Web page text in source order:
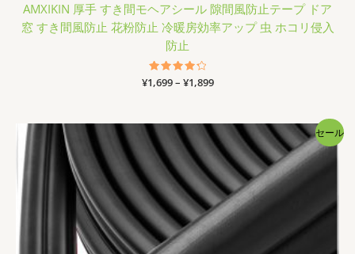
AMXIKIN 厚手 すき間モヘアシール 隙間風防止テープ ドア
窓 すき間風防止 花粉防止 冷暖房効率アップ 虫 ホコリ侵入
防止
5段階中
4.33
¥1,699– ¥1,899価
¥1,699
–
¥1,899
セール